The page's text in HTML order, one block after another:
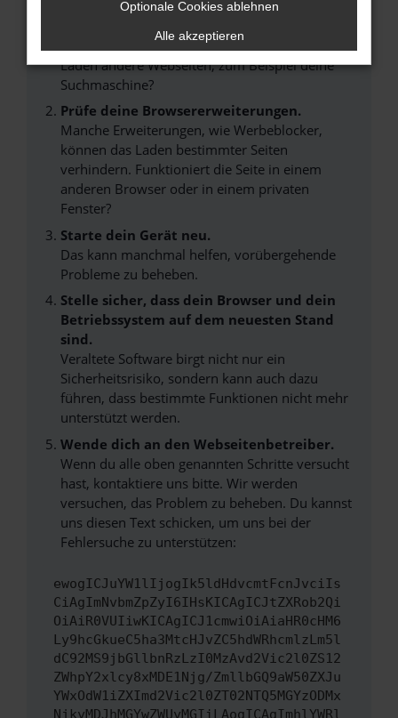
Internetverbindung.
Laden andere Webseiten, zum Beispiel deine
Suchmaschine?
Prüfe deine Browsererweiterungen.
Manche Erweiterungen, wie Werbeblocker,
können das Laden bestimmter Seiten
verhindern. Funktioniert die Seite in einem
anderen Browser oder in einem privaten
Fenster?
Starte dein Gerät neu.
Das kann manchmal helfen, vorübergehende
Probleme zu beheben.
Stelle sicher, dass dein Browser und dein
Betriebssystem auf dem neuesten Stand
sind.
Veraltete Software birgt nicht nur ein
Sicherheitsrisiko, sondern kann auch dazu
führen, dass bestimmte Funktionen nicht mehr
unterstützt werden.
Wende dich an den Webseitenbetreiber.
Wenn du alle oben genannten Schritte versucht
hast, kontaktiere uns bitte. Wir werden
versuchen, das Problem zu beheben. Du kannst
uns diesen Text schicken, um uns bei der
Fehlersuche zu unterstützen:
ewogICJuYW1lIjogIk5ldHdvcmtFcnJvciIs
CiAgImNvbmZpZyI6IHsKICAgICJtZXRob2Qi
OiAiR0VUIiwKICAgICJ1cmwiOiAiaHR0cHM6
Ly9hcGkueC5ha3MtcHJvZC5hdWRhcmlzLm5l
dC92MS9jbGllbnRzLzI0MzAvd2Vic2l0ZS12
ZWhpY2xlcy8xMDE1Njg/ZmllbGQ9aW50ZXJu
YWxOdW1iZXImd2Vic2l0ZT02NTQ5MGYzODMx
NjkyMDJhMGYwZWUyMGIiLAogICAgImhlYWRl
Optionale Cookies ablehnen
Alle akzeptieren